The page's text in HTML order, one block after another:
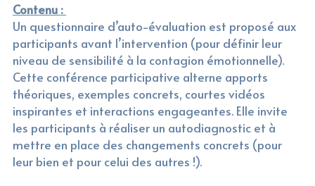
Contenu :
Un questionnaire d’auto-évaluation est proposé aux
participants avant l’intervention (pour définir leur
niveau de sensibilité à la contagion émotionnelle).
Cette conférence participative alterne apports
théoriques, exemples concrets, courtes vidéos
inspirantes et interactions engageantes. Elle invite
les participants à réaliser un autodiagnostic et à
mettre en place des changements concrets (pour
leur bien et pour celui des autres !).